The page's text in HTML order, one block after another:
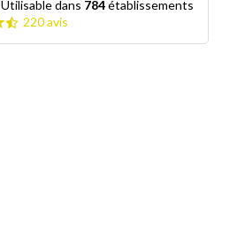
Utilisable dans 784établissements
220 avis